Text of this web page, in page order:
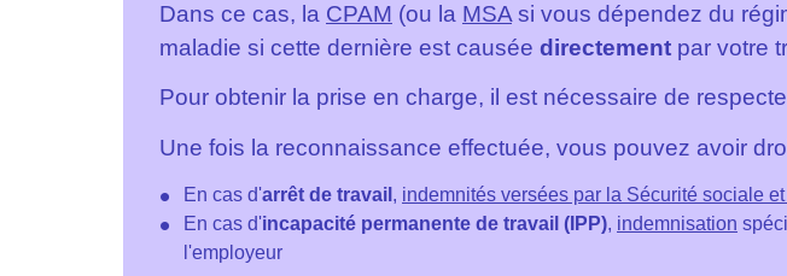
Dans ce cas, la CPAM (ou la MSA si vous dépendez du
maladie si cette dernière est causée directement par votre
Pour obtenir la prise en charge, il est nécessaire de
Une fois la reconnaissance effectuée, vous pouvez avoir
En cas d'arrêt de travail , indemnités versées par la Sécurité sociale
En cas d'incapacité permanente de travail (IPP), indemnisation
l'employeur